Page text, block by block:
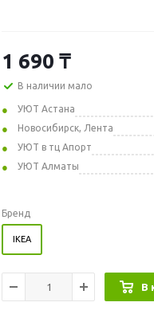
1 690 ₸
В наличии мало
УЮТ Астана
Новосибирск, Лента
УЮТ в тц Апорт
УЮТ Алматы
Бренд
IKEA
В